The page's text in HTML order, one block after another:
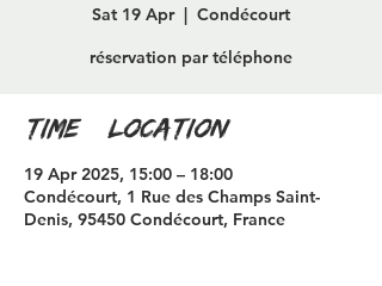
Sat 19 Apr
  |
Condécourt
réservation par téléphone
Time & Location
19 Apr 2025, 15:00 – 18:00
Condécourt, 1 Rue des Champs Saint-
Denis, 95450 Condécourt, France